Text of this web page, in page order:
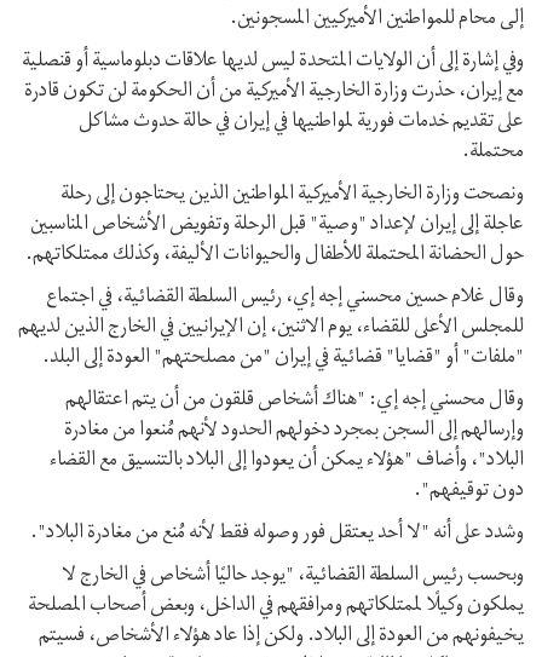
إلی محام للمواطنين الأميركيين المسجونين.
وفي إشارة إلى أن الولايات المتحدة ليس لديها علاقات دبلوماسية أو قنصلية
مع إيران، حذرت وزارة الخارجية الأميركية من أن الحكومة لن تكون قادرة
على تقديم خدمات فورية لمواطنيها في إيران في حالة حدوث مشاكل
محتملة.
ونصحت وزارة الخارجية الأميركية المواطنين الذين يحتاجون إلى رحلة
عاجلة إلى إيران لإعداد "وصية" قبل الرحلة وتفويض الأشخاص المناسبين
حول الحضانة المحتملة للأطفال والحيوانات الأليفة، وكذلك ممتلكاتهم.
وقال غلام حسين محسني إجه إي، رئيس السلطة القضائية، في اجتماع
للمجلس الأعلى للقضاء، يوم الاثنين، إن الإيرانيين في الخارج الذين لديهم
"ملفات" أو "قضايا" قضائية في إيران "من مصلحتهم" العودة إلى البلد.
وقال محسني إجه إي: "هناك أشخاص قلقون من أن يتم اعتقالهم
وإرسالهم إلى السجن بمجرد دخولهم الحدود لأنهم مُنعوا من مغادرة
البلاد"، وأضاف "هؤلاء يمكن أن يعودوا إلى البلاد بالتنسيق مع القضاء
دون توقيفهم".
وشدد على أنه "لا أحد يعتقل فور وصوله فقط لأنه مُنع من مغادرة البلاد".
وبحسب رئيس السلطة القضائية، "يوجد حاليًا أشخاص في الخارج لا
يملكون وكيلًا لممتلكاتهم ومرافقهم في الداخل، وبعض أصحاب المصلحة
يخيفونهم من العودة إلى البلاد. ولكن إذا عاد هؤلاء الأشخاص، فسيتم